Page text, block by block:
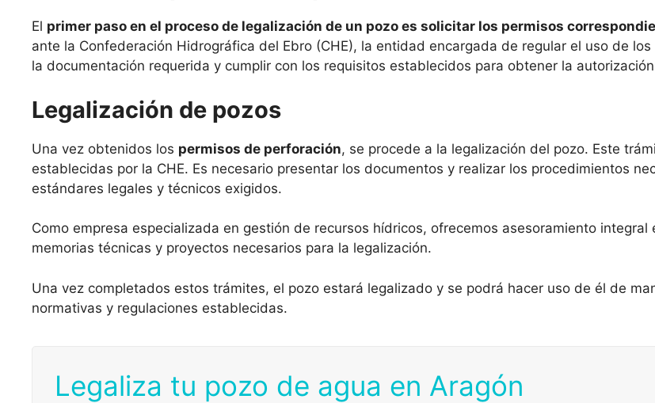
El primer paso en el proceso de legalización de un pozo es solicitar los permisos
ante la Confederación Hidrográfica del Ebro (CHE), la entidad encargada de regular el uso de
la documentación requerida y cumplir con los requisitos establecidos para obtener la
Legalización de pozos
Una vez obtenidos los permisos de perforación, se procede a la legalización del pozo. Este
establecidas por la CHE. Es necesario presentar los documentos y realizar los procedimientos
estándares legales y técnicos exigidos.
Como empresa especializada en gestión de recursos hídricos, ofrecemos asesoramiento
memorias técnicas y proyectos necesarios para la legalización.
Una vez completados estos trámites, el pozo estará legalizado y se podrá hacer uso de él de
normativas y regulaciones establecidas.
Legaliza tu pozo de agua en Aragón